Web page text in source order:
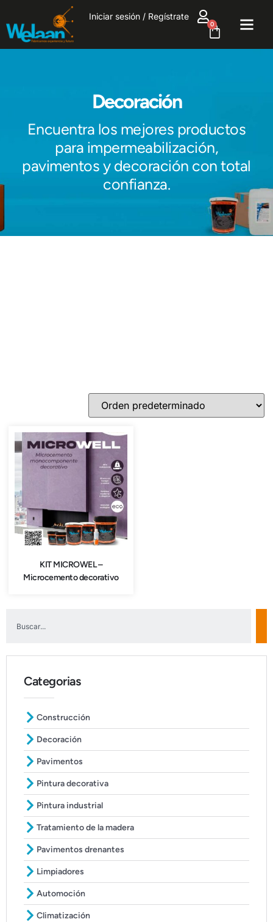
Iniciar sesión / Regístrate
0
Decoración
Encuentra los mejores productos
para impermeabilización,
pavimentos y decoración con total
confianza.
Categorias
Construcción
Decoración
Pavimentos
Pintura decorativa
Pintura industrial
Tratamiento de la madera
Pavimentos drenantes
Limpiadores
Automoción
Climatización
KIT MICROWEL –
Microcemento decorativo